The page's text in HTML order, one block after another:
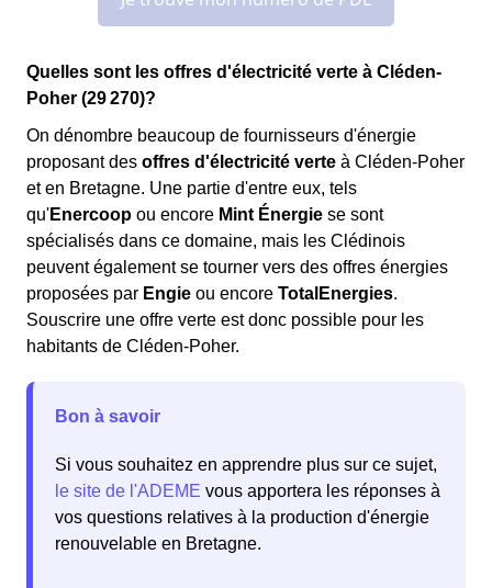
Quelles sont les offres d'électricité verte à Cléden-
Poher (29 270)?
On dénombre beaucoup de fournisseurs d'énergie
proposant des offres d'électricité verte à Cléden-Poher
et en Bretagne. Une partie d'entre eux, tels
qu'Enercoop ou encore Mint Énergie se sont
spécialisés dans ce domaine, mais les Clédinois
peuvent également se tourner vers des offres énergies
proposées par Engie ou encore TotalEnergies.
Souscrire une offre verte est donc possible pour les
habitants de Cléden-Poher.
Bon à savoir
Si vous souhaitez en apprendre plus sur ce sujet,
le site de l'ADEME vous apportera les réponses à
vos questions relatives à la production d'énergie
renouvelable en Bretagne.